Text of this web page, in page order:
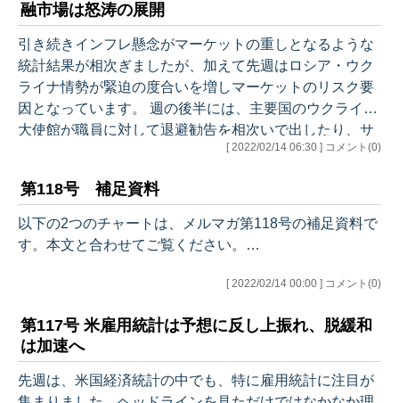
融市場は怒涛の展開
引き続きインフレ懸念がマーケットの重しとなるような
統計結果が相次ぎましたが、加えて先週はロシア・ウク
ライナ情勢が緊迫の度合いを増しマーケットのリスク要
因となっています。 週の後半には、主要国のウクライナ
大使館が職員に対して退避勧告を相次いで出したり、サ
リバン米大統領補佐官の会見のトーンが明らかに先鋭化
相次ぎましたが、話し合いは平行線で落ち着きません。
今回は、統計だけでなくこうした外部要因についても触
れています。マーケットを見る上では、これまで通りデ
せんが、地政学リスクの分析のひとつとしてご…
[ 2022/02/14 06:30 ] コメント(0)
第118号 補足資料
以下の2つのチャートは、メルマガ第118号の補足資料で
す。本文と合わせてご覧ください。…
[ 2022/02/14 00:00 ] コメント(0)
第117号 米雇用統計は予想に反し上振れ、脱緩和
は加速へ
先週は、米国経済統計の中でも、特に雇用統計に注目が